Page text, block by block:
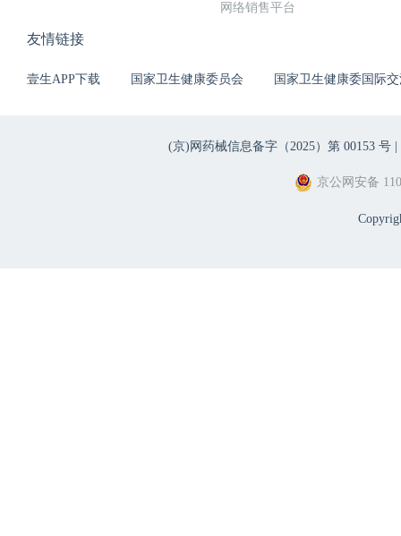
网络销售平台
友情链接
壹生APP下载 国家卫生健康委员会 国家卫生健康委国际
(京)网药械信息备字（2025）第 00153 号 |
京公网安备